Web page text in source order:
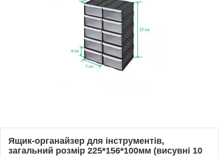
Ящик-органайзер для інструментів,
загальний розмір 225*156*100мм (висувні 10